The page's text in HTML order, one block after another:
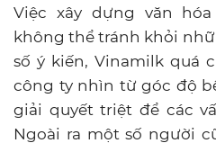
Việc xây dựng văn
không thể tránh khỏi
số ý kiến, Vinamilk quá
công ty nhìn từ góc độ
giải quyết triệt để các
Ngoài ra một số người